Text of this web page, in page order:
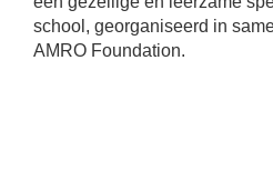
school, georganiseerd in
AMRO Foundation.